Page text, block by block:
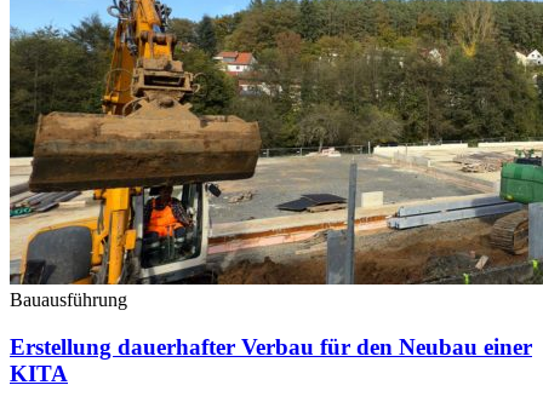
Bauausführung
Erstellung dauerhafter Verbau für den Neubau einer
KITA